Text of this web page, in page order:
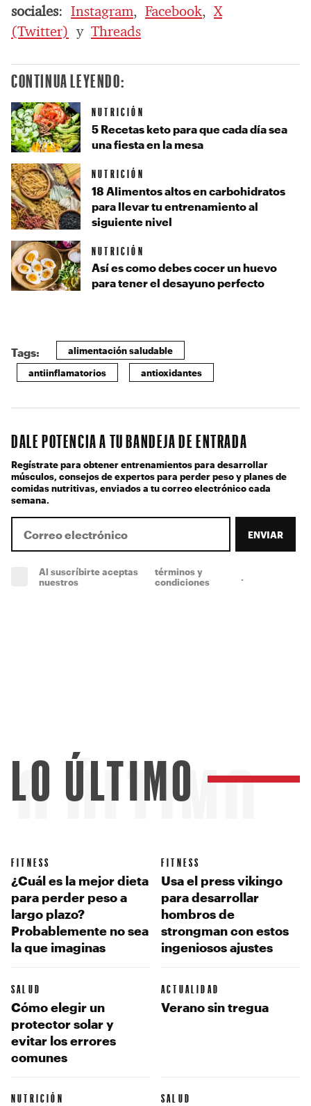
sociales: Instagram, Facebook,X
(Twitter) y Threads
CONTINUA LEYENDO:
NUTRICIÓN
5 Recetas keto para que cada día sea
una fiesta en la mesa
NUTRICIÓN
18 Alimentos altos en carbohidratos
para llevar tu entrenamiento al
siguiente nivel
NUTRICIÓN
Así es como debes cocer un huevo
para tener el desayuno perfecto
Tags: alimentación saludable
antiinflamatorios antioxidantes
DALE POTENCIA A TU BANDEJA DE ENTRADA
Regístrate para obtener entrenamientos para desarrollar
músculos, consejos de expertos para perder peso y planes de
comidas nutritivas, enviados a tu correo electrónico cada
semana.
ENVIAR
Al suscríbirte aceptas
nuestros
términos y
condiciones
ÚLTIMO
LO ÚLTIMO
FITNESS
¿Cuál es la mejor dieta
para perder peso a
largo plazo?
Probablemente no sea
la que imaginas
FITNESS
Usa el press vikingo
para desarrollar
hombros de
strongman con estos
ingeniosos ajustes
SALUD
Cómo elegir un
protector solar y
evitar los errores
comunes
ACTUALIDAD
Verano sin tregua
NUTRICIÓN SALUD